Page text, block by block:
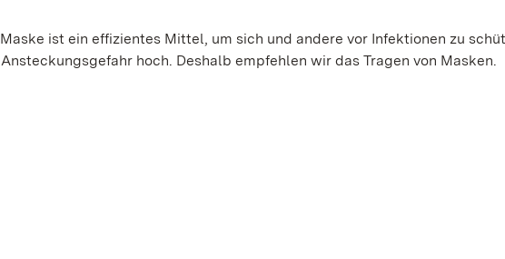
ist ein effizientes Mittel, um sich und andere vor Infektionen zu
hoch. Deshalb empfehlen wir das Tragen von Masken.